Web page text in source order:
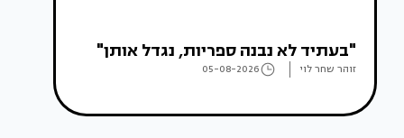
"בעתיד לא נבנה ספריות, נגדל אותן"
זוהר שחר לוי 05-08-2026